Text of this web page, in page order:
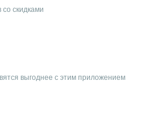
скидками
выгоднее с этим приложением